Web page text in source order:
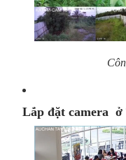
Lắp đặt camera ở